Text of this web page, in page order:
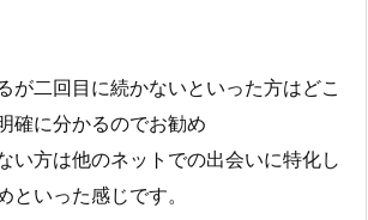
が二回目に続かないといった方はどこ
確に分かるのでお勧め
い方は他のネットでの出会いに特化し
といった感じです。